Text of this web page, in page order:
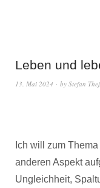
Leben und
13. Mai 2024 by Stefan
Ich will zum
anderen Aspekt
Ungleichheit,